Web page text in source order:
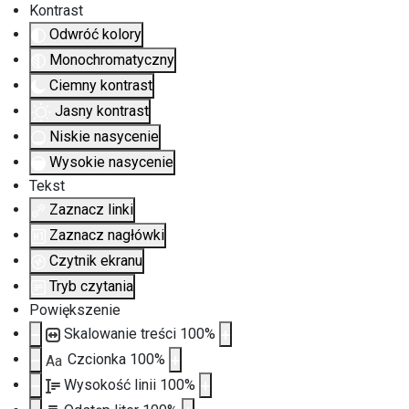
Kontrast
Odwróć kolory
Monochromatyczny
Ciemny kontrast
Jasny kontrast
Niskie nasycenie
Wysokie nasycenie
Tekst
Zaznacz linki
Zaznacz nagłówki
Czytnik ekranu
Tryb czytania
Powiększenie
Skalowanie treści 100%
Aa Czcionka 100%
Wysokość linii 100%